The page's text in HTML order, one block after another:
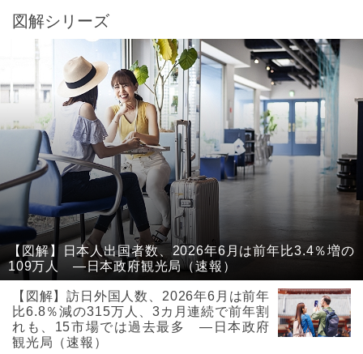
図解シリーズ
【図解】日本人出国者数、2026年6月は前年比3.4％増の
109万人 ―日本政府観光局（速報）
【図解】訪日外国人数、2026年6月は前年
比6.8％減の315万人、3カ月連続で前年割
れも、15市場では過去最多 ―日本政府
観光局（速報）